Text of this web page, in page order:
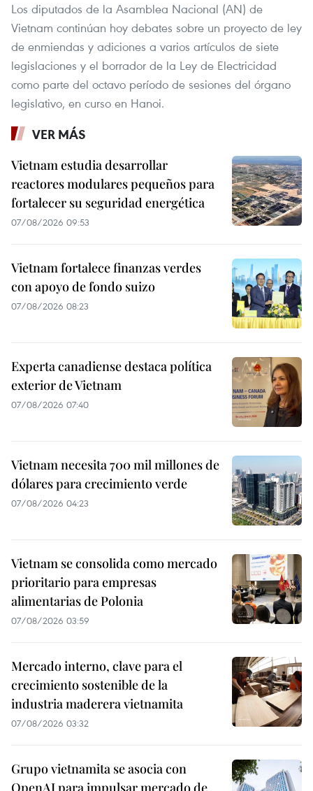
Los diputados de la Asamblea Nacional (AN) de
Vietnam continúan hoy debates sobre un proyecto de ley
de enmiendas y adiciones a varios artículos de siete
legislaciones y el borrador de la Ley de Electricidad
como parte del octavo período de sesiones del órgano
legislativo, en curso en Hanoi.
VER MÁS
Vietnam estudia desarrollar
reactores modulares pequeños para
fortalecer su seguridad energética
07/08/2026 09:53
Vietnam fortalece finanzas verdes
con apoyo de fondo suizo
07/08/2026 08:23
Experta canadiense destaca política
exterior de Vietnam
07/08/2026 07:40
Vietnam necesita 700 mil millones de
dólares para crecimiento verde
07/08/2026 04:23
Vietnam se consolida como mercado
prioritario para empresas
alimentarias de Polonia
07/08/2026 03:59
Mercado interno, clave para el
crecimiento sostenible de la
industria maderera vietnamita
07/08/2026 03:32
Grupo vietnamita se asocia con